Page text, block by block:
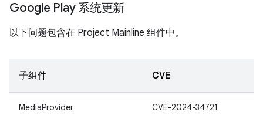
Google Play 系统更新
以下问题包含在 Project Mainline 组件中。
子组件 CVE
MediaProvider CVE-2024-34721